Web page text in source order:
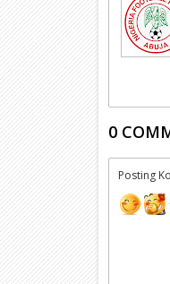
0
Posting